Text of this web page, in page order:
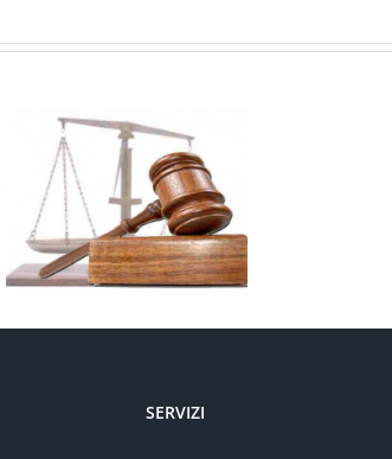
SERVIZI